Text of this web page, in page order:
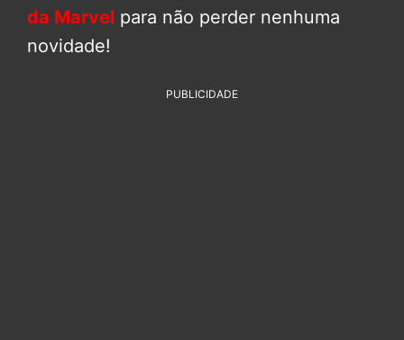
da Marvel para não perder nenhuma
novidade!
PUBLICIDADE